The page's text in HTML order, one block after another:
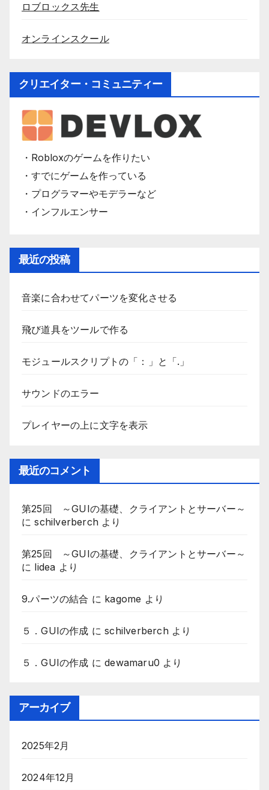
ロブロックス先生
オンラインスクール
クリエイター・コミュニティー
・Robloxのゲームを作りたい
・すでにゲームを作っている
・プログラマーやモデラーなど
・インフルエンサー
最近の投稿
音楽に合わせてパーツを変化させる
飛び道具をツールで作る
モジュールスクリプトの「：」と「.」
サウンドのエラー
プレイヤーの上に文字を表示
最近のコメント
第25回 ～GUIの基礎、クライアントとサーバー～
にschilverberch より
第25回 ～GUIの基礎、クライアントとサーバー～
に lidea より
9.パーツの結合 に kagome より
５．GUIの作成 にschilverberchより
５．GUIの作成 にdewamaru0 より
アーカイブ
2025年2月
2024年12月